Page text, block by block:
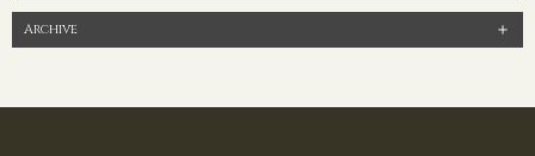
やご予約は下記よりお気軽にご連絡くださいませ 営業時間：
Archive